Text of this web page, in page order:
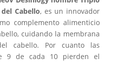
Cabello, es un innovador
complemento alimenticio
cuidando la membrana
cabello. Por cuanto las
9 de cada 10 pierden el